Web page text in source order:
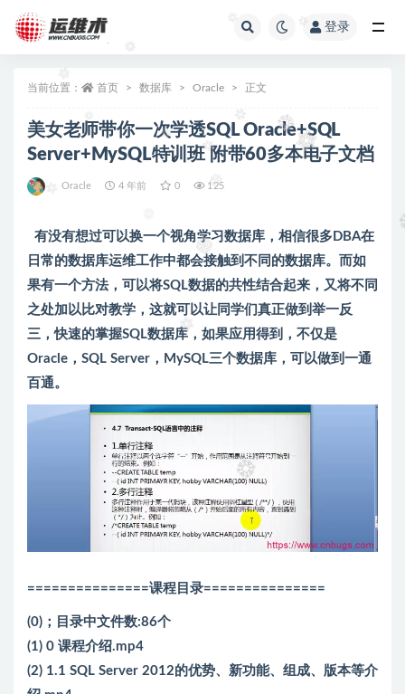
登录
当前位置： 首页 数据库 Oracle 正文
美女老师带你一次学透SQL Oracle+SQL
Server+MySQL特训班 附带60多本电子文档
Oracle 4 年前 0 125
有没有想过可以换一个视角学习数据库，相信很多DBA在
日常的数据库运维工作中都会接触到不同的数据库。而如
果有一个方法，可以将SQL数据的共性结合起来，又将不同
之处加以比对教学，这就可以让同学们真正做到举一反
三，快速的掌握SQL数据库，如果应用得到，不仅是
Oracle，SQL Server，MySQL三个数据库，可以做到一通
百通。
===============课程目录===============
(0)；目录中文件数:86个
(1) 0 课程介绍.mp4
(2) 1.1 SQL Server 2012的优势、新功能、组成、版本等介